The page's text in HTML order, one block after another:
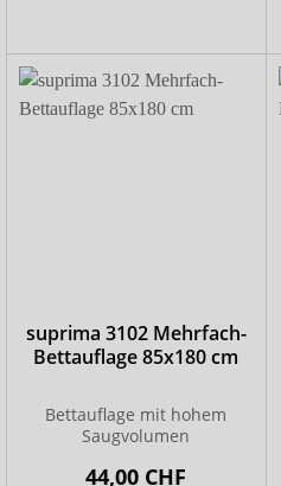
suprima 3102 Mehrfach-
Bettauflage 85x180 cm
Bettauflage mit hohem
Saugvolumen
44,00 CHF